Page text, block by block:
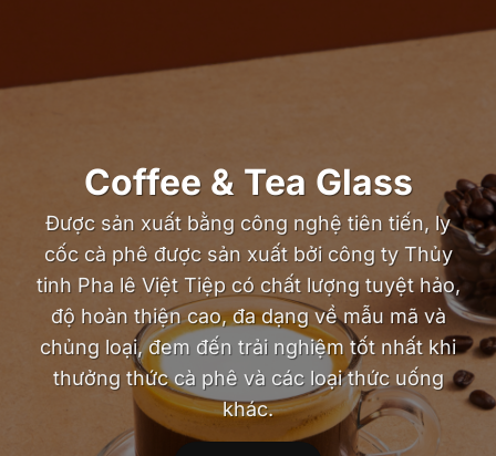
Coffee & Tea Glass
Được sản xuất bằng công nghệ tiên tiến, ly
cốc cà phê được sản xuất bởi công ty Thủy
tinh Pha lê Việt Tiệp có chất lượng tuyệt hảo,
độ hoàn thiện cao, đa dạng về mẫu mã và
chủng loại, đem đến trải nghiệm tốt nhất khi
thưởng thức cà phê và các loại thức uống
khác.